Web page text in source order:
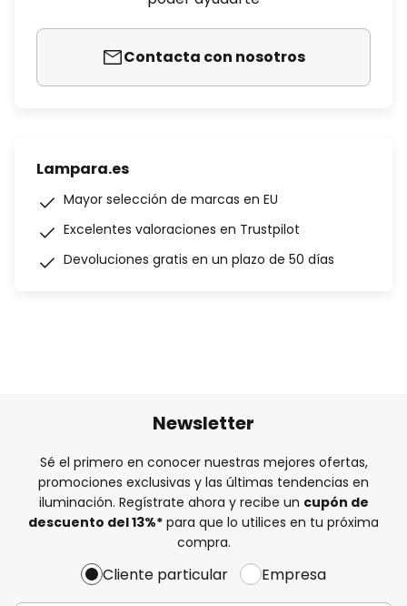
Contacta con nosotros
Lampara.es
Mayor selección de marcas en EU
Excelentes valoraciones en Trustpilot
Devoluciones gratis en un plazo de 50 días
Newsletter
Sé el primero en conocer nuestras mejores ofertas,
promociones exclusivas y las últimas tendencias en
iluminación. Regístrate ahora y recibe un cupón de
descuento del13%* para que lo utilices en tu próxima
compra.
Cliente particular Empresa